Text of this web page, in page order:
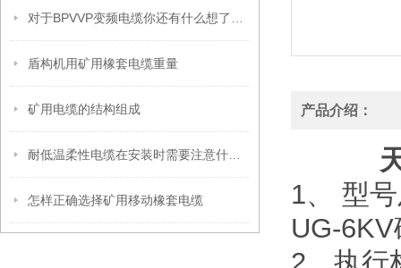
盾构机用矿用橡套电缆重量
矿用电缆的结构组成
怎样正确选择矿用移动橡套电缆
产品介绍：
1、 型
UG-
2、执行